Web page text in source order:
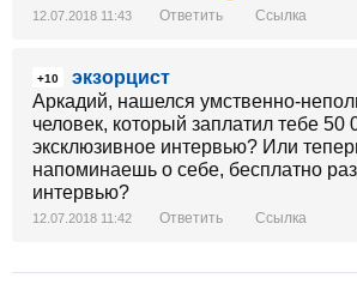
12.07.2018 11:43 Ответить Ссылка
+10
экзорцист
Аркадий, нашелся умственно-
человек, который заплатил тебе 50
эксклюзивное интервью? Или
напоминаешь о себе, бесплатно
интервью?
12.07.2018 11:42 Ответить Ссылка